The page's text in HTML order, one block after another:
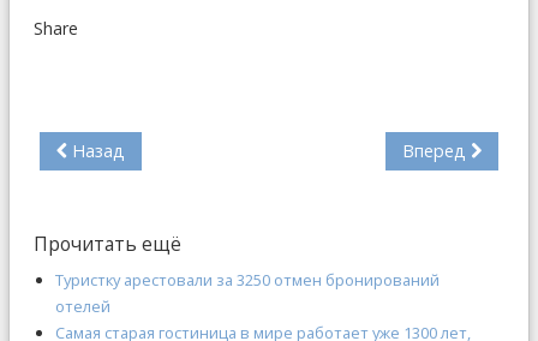
Share
Назад Вперед
Прочитать ещё
Туристку арестовали за 3250 отмен бронирований
отелей
Самая старая гостиница в мире работает уже 1300 лет,